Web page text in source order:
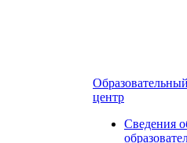
центр
Сведения